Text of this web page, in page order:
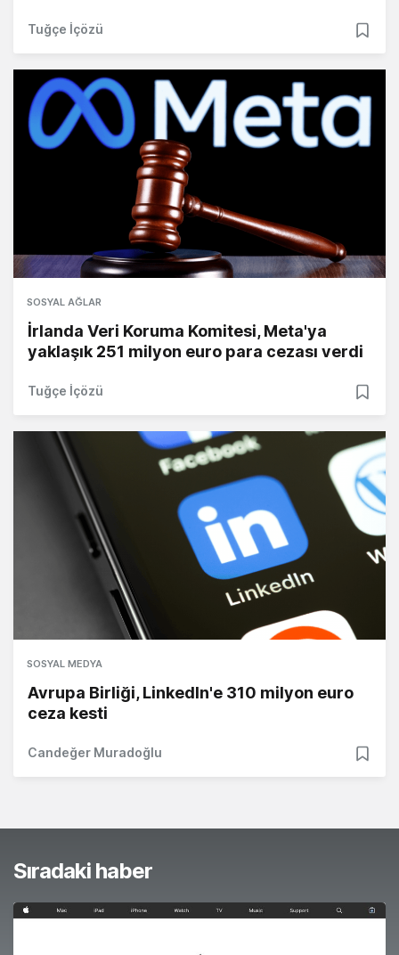
Tuğçe İçözü
SOSYAL AĞLAR
İrlanda Veri Koruma Komitesi, Meta'ya
yaklaşık 251 milyon euro para cezası verdi
Tuğçe İçözü
SOSYAL MEDYA
Avrupa Birliği, LinkedIn'e 310 milyon euro
ceza kesti
Candeğer Muradoğlu
Sıradaki haber